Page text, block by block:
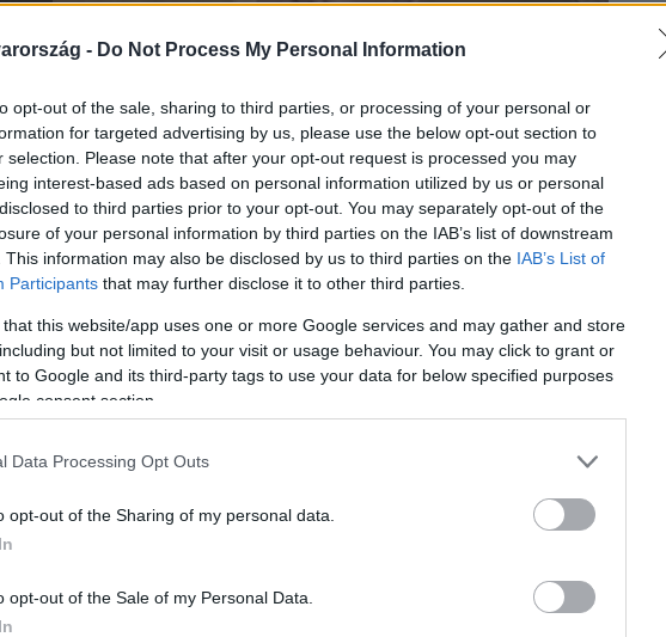
- Do Not Process My Personal Information
opt-out of the sale, sharing to third parties, or processing of your personal or
for targeted advertising by us, please use the below opt-out section to
selection. Please note that after your opt-out request is processed you may
interest-based ads based on personal information utilized by us or personal
to third parties prior to your opt-out. You may separately opt-out of the
of your personal information by third parties on the IAB’s list of downstream
This information may also be disclosed by us to third parties on the IAB’s List of
Participants that may further disclose it to other third parties.
that this website/app uses one or more Google services and may gather and store
but not limited to your visit or usage behaviour. You may click to grant or
to Google and its third-party tags to use your data for below specified purposes
consent section.
Data Processing Opt Outs
opt-out of the Sharing of my personal data.
opt-out of the Sale of my Personal Data.
óta egyszer sem konzultált
Herczog Mária, a